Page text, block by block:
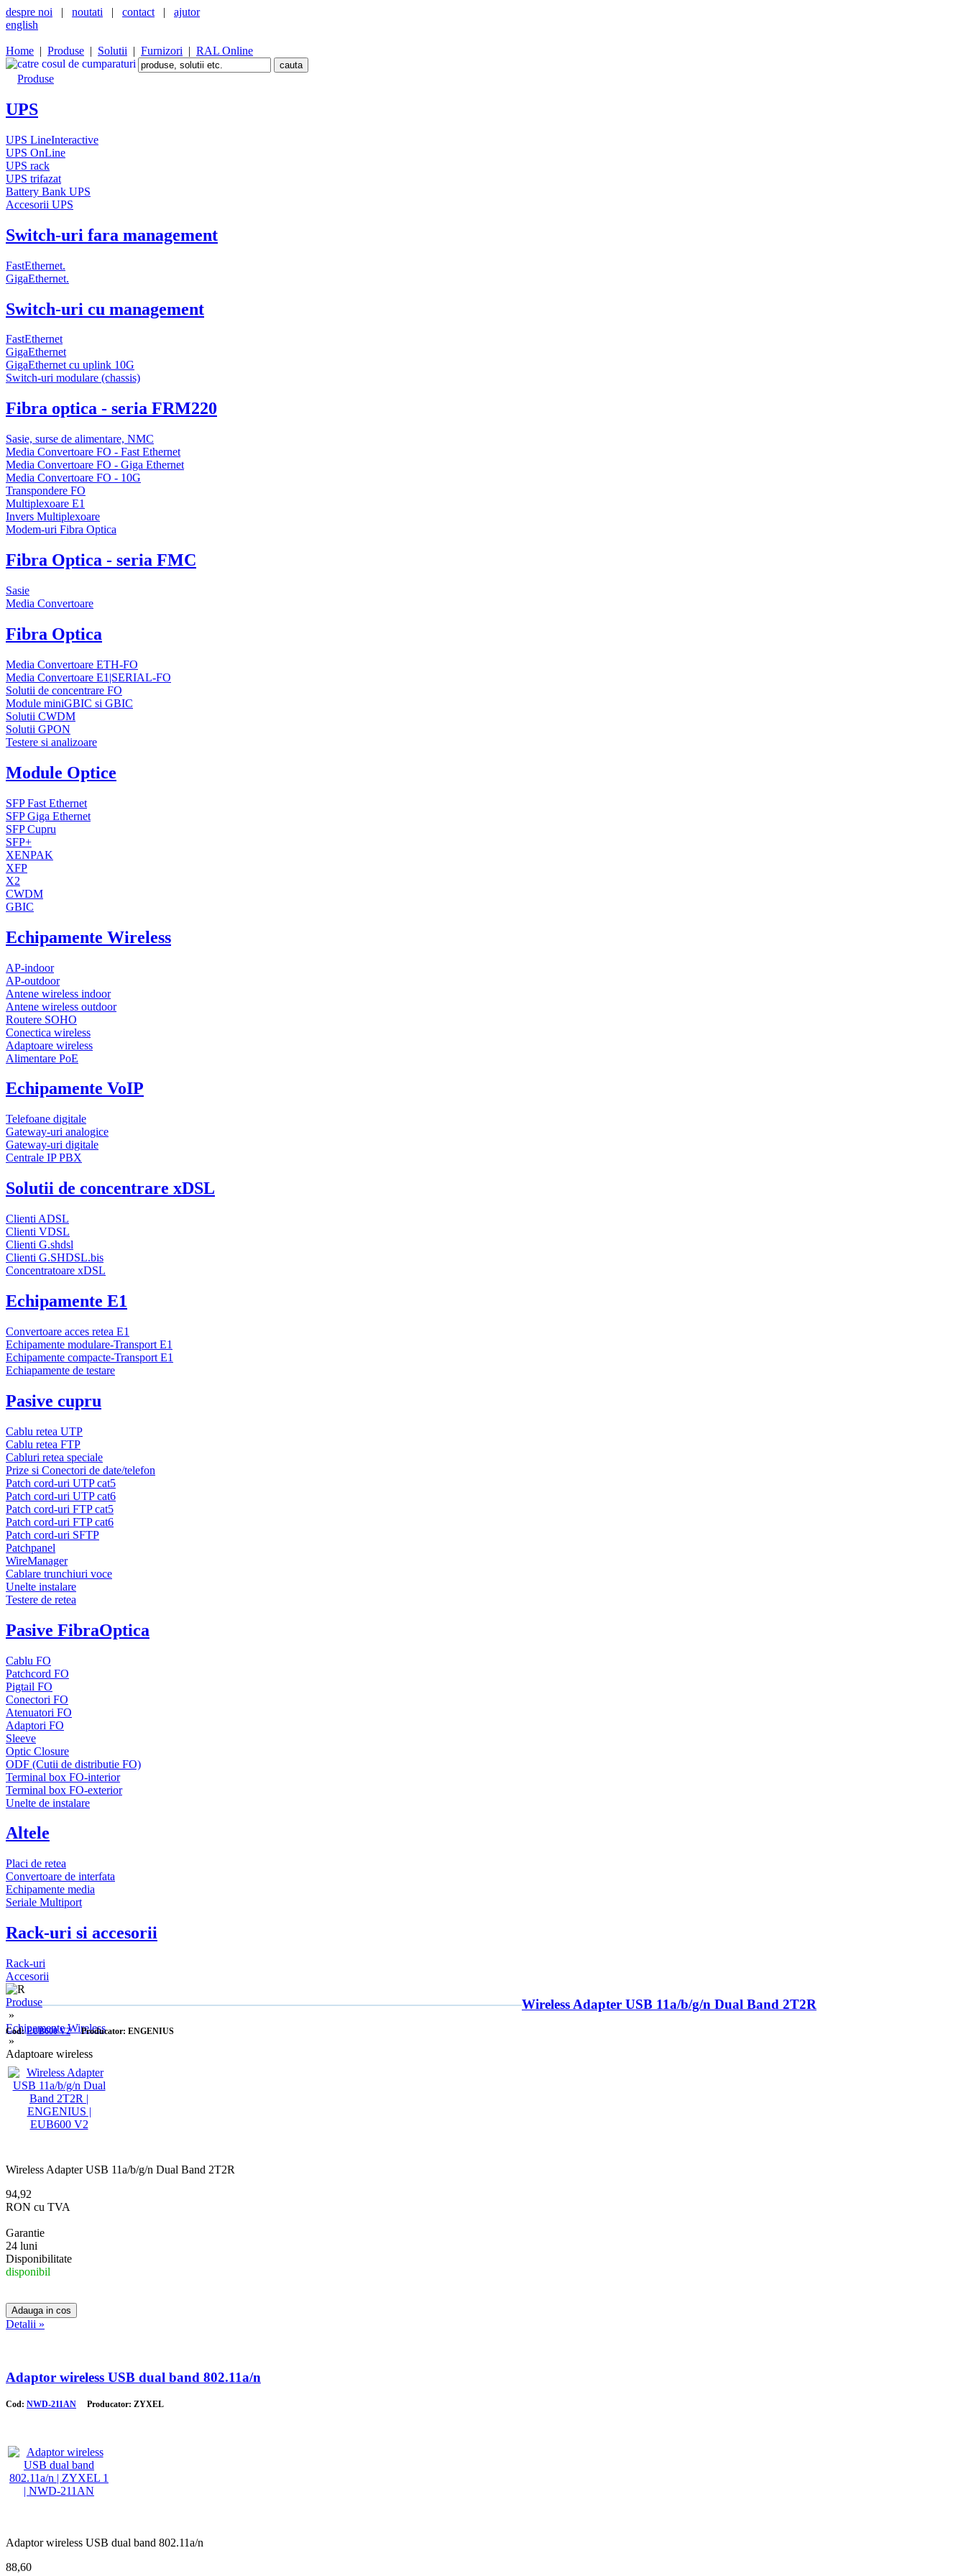
despre noi | noutati | contact | ajutor
english
Home | Produse | Solutii | Furnizori | RAL Online
Produse
UPS
UPS LineInteractive
UPS OnLine
UPS rack
UPS trifazat
Battery Bank UPS
Accesorii UPS
Switch-uri fara management
FastEthernet.
GigaEthernet.
Switch-uri cu management
FastEthernet
GigaEthernet
GigaEthernet cu uplink 10G
Switch-uri modulare (chassis)
Fibra optica - seria FRM220
Sasie, surse de alimentare, NMC
Media Convertoare FO - Fast Ethernet
Media Convertoare FO - Giga Ethernet
Media Convertoare FO - 10G
Transpondere FO
Multiplexoare E1
Invers Multiplexoare
Modem-uri Fibra Optica
Fibra Optica - seria FMC
Sasie
Media Convertoare
Fibra Optica
Media Convertoare ETH-FO
Media Convertoare E1|SERIAL-FO
Solutii de concentrare FO
Module miniGBIC si GBIC
Solutii CWDM
Solutii GPON
Testere si analizoare
Module Optice
SFP Fast Ethernet
SFP Giga Ethernet
SFP Cupru
SFP+
XENPAK
XFP
X2
CWDM
GBIC
Echipamente Wireless
AP-indoor
AP-outdoor
Antene wireless indoor
Antene wireless outdoor
Routere SOHO
Conectica wireless
Adaptoare wireless
Alimentare PoE
Echipamente VoIP
Telefoane digitale
Gateway-uri analogice
Gateway-uri digitale
Centrale IP PBX
Solutii de concentrare xDSL
Clienti ADSL
Clienti VDSL
Clienti G.shdsl
Clienti G.SHDSL.bis
Concentratoare xDSL
Echipamente E1
Convertoare acces retea E1
Echipamente modulare-Transport E1
Echipamente compacte-Transport E1
Echiapamente de testare
Pasive cupru
Cablu retea UTP
Cablu retea FTP
Cabluri retea speciale
Prize si Conectori de date/telefon
Patch cord-uri UTP cat5
Patch cord-uri UTP cat6
Patch cord-uri FTP cat5
Patch cord-uri FTP cat6
Patch cord-uri SFTP
Patchpanel
WireManager
Cablare trunchiuri voce
Unelte instalare
Testere de retea
Pasive FibraOptica
Cablu FO
Patchcord FO
Pigtail FO
Conectori FO
Atenuatori FO
Adaptori FO
Sleeve
Optic Closure
ODF (Cutii de distributie FO)
Terminal box FO-interior
Terminal box FO-exterior
Unelte de instalare
Altele
Placi de retea
Convertoare de interfata
Echipamente media
Seriale Multiport
Rack-uri si accesorii
Rack-uri
Accesorii
Produse
»
Echipamente Wireless
»
Adaptoare wireless
Wireless Adapter USB 11a/b/g/n Dual Band 2T2R
Cod:EUB600 V2Producator: ENGENIUS
Wireless Adapter USB 11a/b/g/n Dual Band 2T2R
94,92
RON cu TVA
Garantie
24 luni
Disponibilitate
disponibil
Detalii »
Adaptor wireless USB dual band 802.11a/n
Cod: NWD-211AN Producator: ZYXEL
Adaptor wireless USB dual band 802.11a/n
88,60